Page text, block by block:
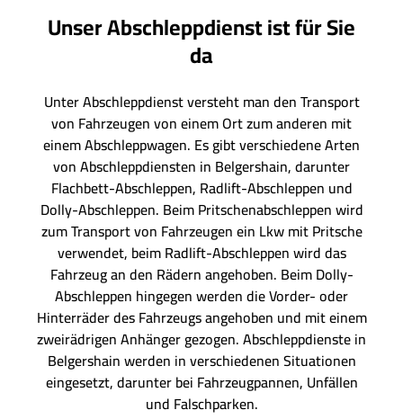
Unser Abschleppdienst ist für Sie
da
Unter Abschleppdienst versteht man den Transport
von Fahrzeugen von einem Ort zum anderen mit
einem Abschleppwagen. Es gibt verschiedene Arten
von Abschleppdiensten in Belgershain, darunter
Flachbett-Abschleppen, Radlift-Abschleppen und
Dolly-Abschleppen. Beim Pritschenabschleppen wird
zum Transport von Fahrzeugen ein Lkw mit Pritsche
verwendet, beim Radlift-Abschleppen wird das
Fahrzeug an den Rädern angehoben. Beim Dolly-
Abschleppen hingegen werden die Vorder- oder
Hinterräder des Fahrzeugs angehoben und mit einem
zweirädrigen Anhänger gezogen. Abschleppdienste in
Belgershain werden in verschiedenen Situationen
eingesetzt, darunter bei Fahrzeugpannen, Unfällen
und Falschparken.